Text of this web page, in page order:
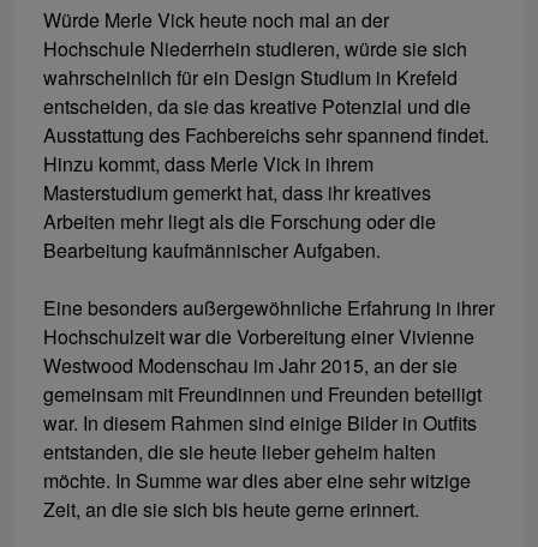
Würde Merle Vick heute noch mal an der
Hochschule Niederrhein studieren, würde sie sich
wahrscheinlich für ein Design Studium in Krefeld
entscheiden, da sie das kreative Potenzial und die
Ausstattung des Fachbereichs sehr spannend findet.
Hinzu kommt, dass Merle Vick in ihrem
Masterstudium gemerkt hat, dass ihr kreatives
Arbeiten mehr liegt als die Forschung oder die
Bearbeitung kaufmännischer Aufgaben.
Eine besonders außergewöhnliche Erfahrung in ihrer
Hochschulzeit war die Vorbereitung einer Vivienne
Westwood Modenschau im Jahr 2015, an der sie
gemeinsam mit Freundinnen und Freunden beteiligt
war. In diesem Rahmen sind einige Bilder in Outfits
entstanden, die sie heute lieber geheim halten
möchte. In Summe war dies aber eine sehr witzige
Zeit, an die sie sich bis heute gerne erinnert.